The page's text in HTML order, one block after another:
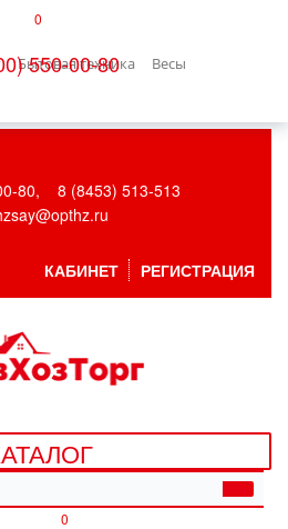
0
550-00-80
Бытовая техника
Весы
80,
8 (8453) 513-513
КАБИНЕТ РЕГИСТРАЦИЯ
0